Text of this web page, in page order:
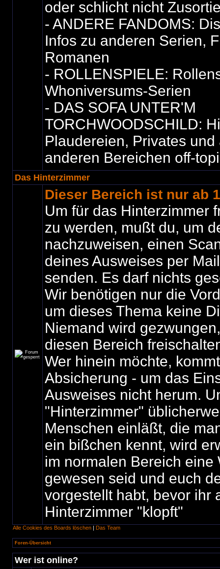
oder schlicht nicht
- ANDERE FANDOMS:
Infos zu anderen Serien,
Romanen
- ROLLENSPIELE:
Whoniversums-Serien
- DAS SOFA UNTER'M
TORCHWOODSCHILD:
Plaudereien, Privates
anderen Bereichen off-
Das Hinterzimmer
Dieser Bereich ist nur ab
Um für das Hinterzimmer
zu werden, mußt du, um
nachzuweisen, einen
deines Ausweises per
senden. Es darf nichts
Wir benötigen nur die
um dieses Thema keine
Niemand wird
diesen Bereich
Wer hinein möchte,
Absicherung - um das
Ausweises nicht herum.
"Hinterzimmer"
Menschen einläßt, die
ein bißchen kennt, wird
im normalen Bereich eine
gewesen seid und euch
vorgestellt habt, bevor ihr
Hinterzimmer "klopft"
Alle Cookies des Boards löschen | Das Team
Foren-Übersicht
Wer ist online?